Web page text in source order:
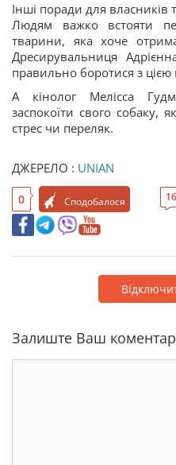
Інші поради для власників
Людям важко встояти
тварини, яка хоче
Дресирувальниця
правильно боротися з
А кінолог Мелісса
заспокоїти свого собаку,
стрес чи переляк.
ДЖЕРЕЛО : UNIAN
0 Сподобалося
Залиште Ваш